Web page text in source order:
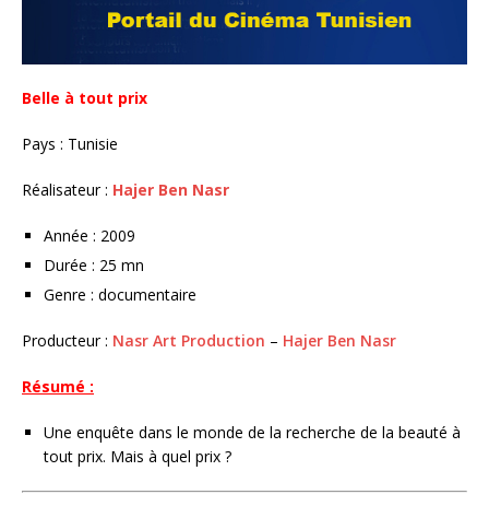
Belle à tout prix
Pays : Tunisie
Réalisateur : Hajer Ben Nasr
Année : 2009
Durée : 25 mn
Genre : documentaire
Producteur : Nasr Art Production – Hajer Ben Nasr
Résumé :
Une enquête dans le monde de la recherche de la beauté à
tout prix. Mais à quel prix ?